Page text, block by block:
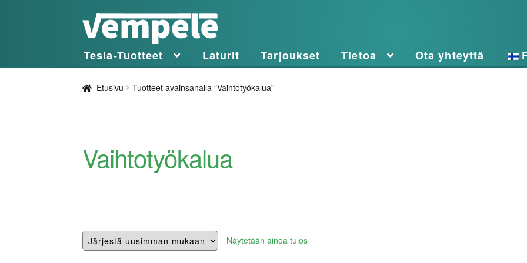
Siirry
Siirry
Tesla-Tuotteet Laturit Tarjoukset Tietoa Ota yhteyttä
Etusivu Tuotteet avainsanalla “Vaihtotyökalua”
Vaihtotyökalua
Näytetään ainoa tulos